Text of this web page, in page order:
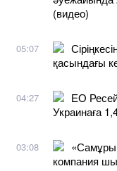
(видео)
05:07
қасындағы
04:27
ЕО
Украинаға
03:08
компания